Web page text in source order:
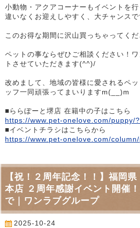
小動物・アクアコーナーもイベントを
違いなくお迎えしやすく、大チャンスで
このお得な期間に沢山買っちゃってくだ
ペットの事ならぜひご相談ください！
トさせていただきます(^^)/
改めまして、地域の皆様に愛されるペ
ッフ一同頑張ってまいりますm(__)m
■ららぽーと堺店 在籍中の子はこちら
https://www.pet-onelove.com/puppy/
■イベントチラシはこちらから
https://www.pet-onelove.com/
【祝！２周年記念！！】福岡
本店 ２周年感謝イベント開催
で｜ワンラブグループ
2025-10-24